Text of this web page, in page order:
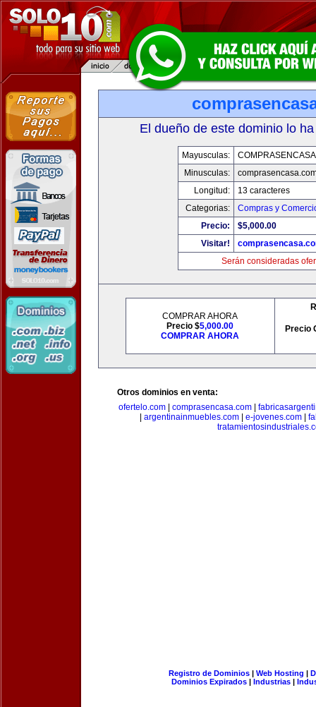
El dueño de este dominio lo
Mayusculas:
Minusculas:
Longitud:
13 caracteres
Categorias:
Compras y
Precio:
$5,000.00
Visitar!
Serán consideradas
COMPRAR AHORA
Precio $5,000.00
COMPRAR AHORA
Precio
Otros dominios en venta:
ofertelo.com| comprasencasa.com|
argentinainmuebles.com| e-jovenes.com|
Registro de Dominios| Web Hosting |
Dominios Expirados | Industrias |